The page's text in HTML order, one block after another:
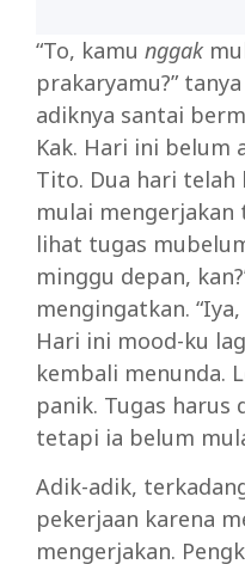
“To, kamu nggak
prakaryamu?”
adiknya santai
Kak. Hari ini belum
Tito. Dua hari
mulai mengerjakan
lihat tugas
minggu depan,
mengingatkan.
Hari ini mood-ku
kembali menunda.
panik. Tugas harus
tetapi ia belum
Adik-adik,
pekerjaan karena
mengerjakan.